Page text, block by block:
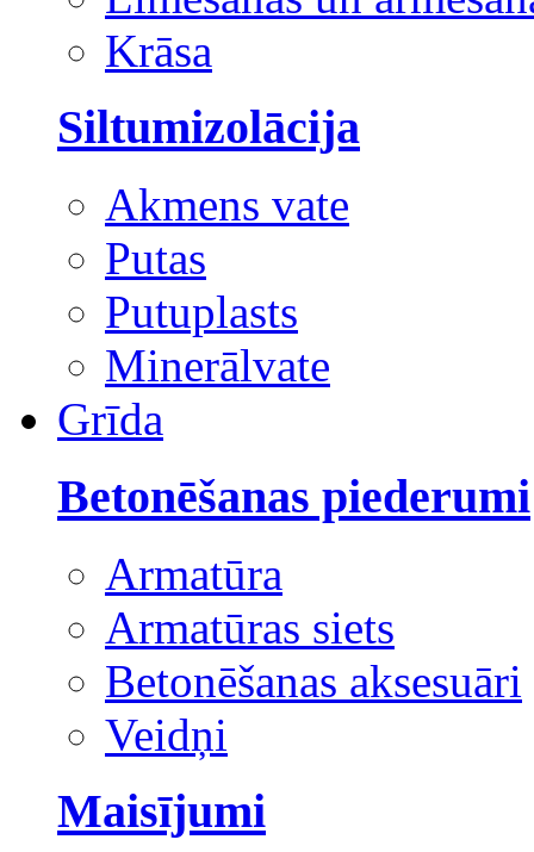
Krāsa
Siltumizolācija
Akmens vate
Putas
Putuplasts
Minerālvate
Grīda
Betonēšanas piederumi
Armatūra
Armatūras siets
Betonēšanas aksesuāri
Veidņi
Maisījumi